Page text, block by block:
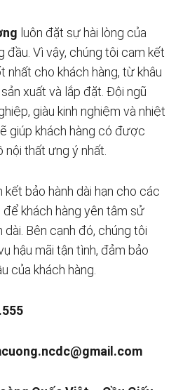
luôn đặt sự hài lòng của
đầu. Vì vậy, chúng tôi cam kết
nhất cho khách hàng, từ khâu
xuất và lắp đặt. Đội ngũ
giàu kinh nghiệm và nhiệt
giúp khách hàng có được
thất ưng ý nhất.
kết bảo hành dài hạn cho các
khách hàng yên tâm sử
Bên cạnh đó, chúng tôi
hậu mãi tận tình, đảm bảo
của khách hàng.